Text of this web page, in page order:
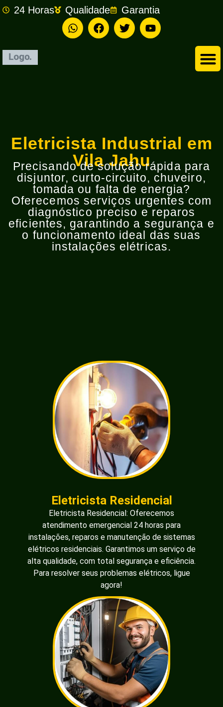
24 Horas Qualidade Garantia
Eletricista Industrial em
Vila Jahu
Precisando de solução rápida para
disjuntor, curto-circuito, chuveiro,
tomada ou falta de energia?
Oferecemos serviços urgentes com
diagnóstico preciso e reparos
eficientes, garantindo a segurança e
o funcionamento ideal das suas
instalações elétricas.
Eletricista Residencial
Eletricista Residencial: Oferecemos
atendimento emergencial 24 horas para
instalações, reparos e manutenção de sistemas
elétricos residenciais. Garantimos um serviço de
alta qualidade, com total segurança e eficiência.
Para resolver seus problemas elétricos, ligue
agora!